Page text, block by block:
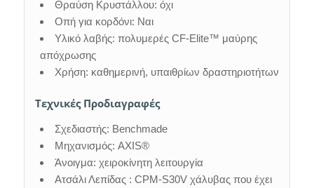
Θραύση Κρυστάλλου: όχι
Οπή για κορδόνι: Ναι
Υλικό λαβής: πολυμερές CF-Elite™ μαύρης
απόχρωσης
Χρήση: καθημερινή, υπαιθρίων δραστηριοτήτων
Τεχνικές Προδιαγραφές
Σχεδιαστής: Benchmade
Μηχανισμός: AXIS®
Άνοιγμα: χειροκίνητη λειτουργία
Ατσάλι Λεπίδας : CPM-S30V χάλυβας που έχει